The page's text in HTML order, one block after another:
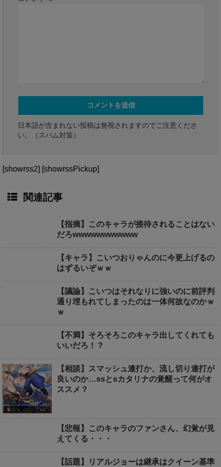
日本語が含まれない投稿は無視されますのでご注意くださ
い。（スパム対策）
[showrss2] [showrssPickup]
関連記事
【指摘】このキャラが接待されることはない
だろwwwwwwwwwww
【キャラ】こいつおりゃんのに今更上げるの
はずるいぞｗｗ
【議論】こいつはそれなりに強いのに前評判
通り埋もれてしまったのは一体何故なのかｗ
ｗ
【不満】そろそろこのキャラ出してくれても
いいだろ！？
【相談】スマッシュ連打か、流し切り連打が
良いのか…ssとsカタリナの覚醒って何がオ
ススメ？
【悲報】このキャラのファンさん、幻覚が見
えてくる・・・
【話題】リアルジョーは継承はクイーン基準